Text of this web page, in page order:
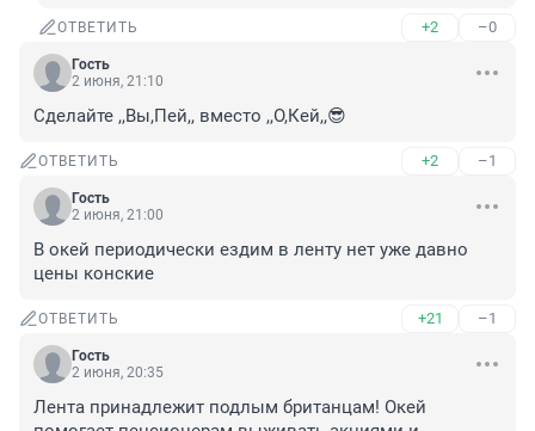
ОТВЕТИТЬ +2 –0
Гость
2 июня, 21:10
Сделайте ,,Вы,Пей,, вместо ,,О,Кей,,😎
ОТВЕТИТЬ +2 –1
Гость
2 июня, 21:00
В окей периодически ездим в ленту нет уже давно
цены конские
ОТВЕТИТЬ +21 –1
Гость
2 июня, 20:35
Лента принадлежит подлым британцам! Окей